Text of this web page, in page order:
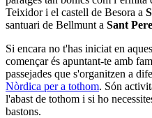
Teixidor i el castell de Besora a
santuari de Bellmunt a Sant
Si encara no t'has iniciat en
començar és apuntant-te amb
passejades que s'organitzen a
Nòrdica per a tothom. Són
l'abast de tothom i si ho
bastons.